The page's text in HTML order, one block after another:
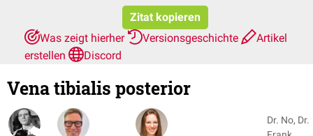
Zitat kopieren
Was zeigt hierher
Versionsgeschichte
Artikel
erstellen
Discord
Vena tibialis posterior
Dr. No, Dr.